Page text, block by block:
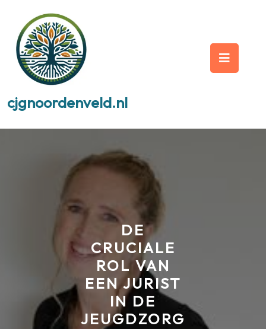
content
cjgnoordenveld.nl
DE
CRUCIALE
ROL VAN
EEN JURIST
IN DE
JEUGDZORG